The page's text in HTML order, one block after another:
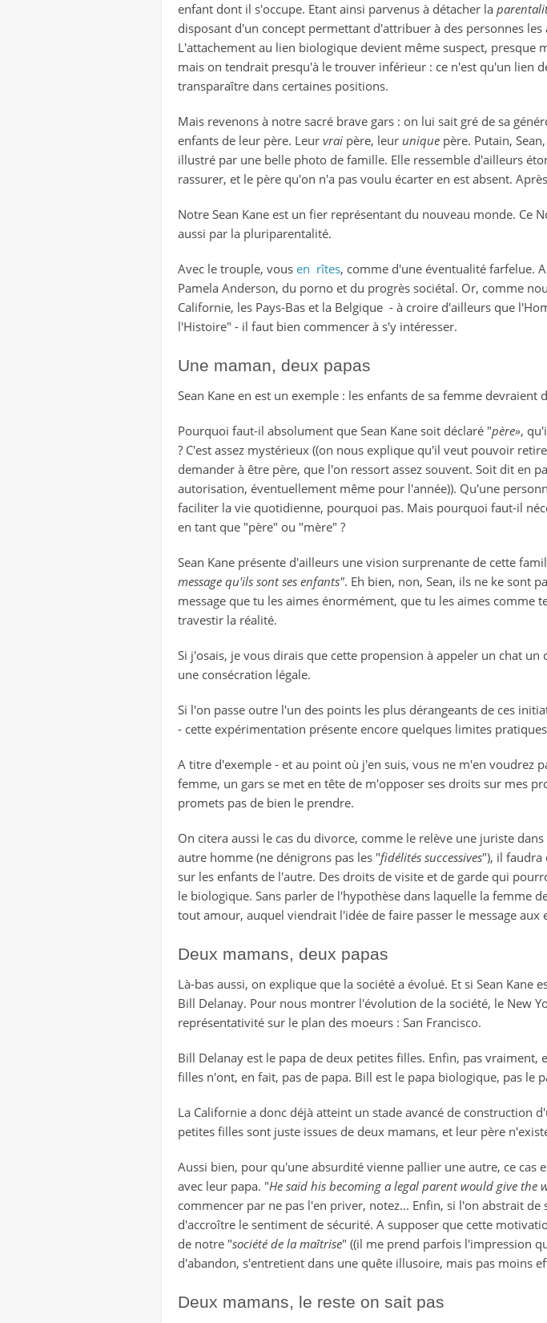
enfant dont il s'occupe. Etant ainsi parvenus à détacher la
disposant d'un concept permettant d'attribuer à des personnes
L'attachement au lien biologique devient même suspect,
mais on tendrait presqu'à le trouver inférieur : ce n'est qu'un lien
transparaître dans certaines positions.
Mais revenons à notre sacré brave gars : on lui sait gré de sa
enfants de leur père. Leur vrai père, leur unique père. Putain,
illustré par une belle photo de famille. Elle ressemble d'ailleurs
rassurer, et le père qu'on n'a pas voulu écarter en est absent.
Notre Sean Kane est un fier représentant du nouveau monde. Ce
aussi par la pluriparentalité.
Avec le trouple, vous en rîtes, comme d'une éventualité farfelue.
Pamela Anderson, du porno et du progrès sociétal. Or, comme
Californie, les Pays-Bas et la Belgique - à croire d'ailleurs que
l'Histoire" - il faut bien commencer à s'y intéresser.
Une maman, deux papas
Sean Kane en est un exemple : les enfants de sa femme
Pourquoi faut-il absolument que Sean Kane soit déclaré "père»,
? C'est assez mystérieux ((on nous explique qu'il veut pouvoir
demander à être père, que l'on ressort assez souvent. Soit dit en
autorisation, éventuellement même pour l'année)). Qu'une
faciliter la vie quotidienne, pourquoi pas. Mais pourquoi faut-il
en tant que "père" ou "mère" ?
Sean Kane présente d'ailleurs une vision surprenante de cette
message qu'ils sont ses enfants". Eh bien, non, Sean, ils ne ke sont
message que tu les aimes énormément, que tu les aimes
travestir la réalité.
Si j'osais, je vous dirais que cette propension à appeler un chat
une consécration légale.
Si l'on passe outre l'un des points les plus dérangeants de ces
- cette expérimentation présente encore quelques limites
A titre d'exemple - et au point où j'en suis, vous ne m'en voudrez
femme, un gars se met en tête de m'opposer ses droits sur mes
promets pas de bien le prendre.
On citera aussi le cas du divorce, comme le relève une juriste
autre homme (ne dénigrons pas les "fidélités successives"), il faudra
sur les enfants de l'autre. Des droits de visite et de garde qui
le biologique. Sans parler de l'hypothèse dans laquelle la femme
tout amour, auquel viendrait l'idée de faire passer le message aux
Deux mamans, deux papas
Là-bas aussi, on explique que la société a évolué. Et si Sean
Bill Delanay. Pour nous montrer l'évolution de la société, le New
représentativité sur le plan des moeurs : San Francisco.
Bill Delanay est le papa de deux petites filles. Enfin, pas
filles n'ont, en fait, pas de papa. Bill est le papa biologique, pas le
La Californie a donc déjà atteint un stade avancé de construction
petites filles sont juste issues de deux mamans, et leur père
Aussi bien, pour qu'une absurdité vienne pallier une autre, ce
avec leur papa. "He said his becoming a legal parent would give the
commencer par ne pas l'en priver, notez... Enfin, si l'on abstrait
d'accroître le sentiment de sécurité. A supposer que cette
de notre "société de la maîtrise" ((il me prend parfois l'impression
d'abandon, s'entretient dans une quête illusoire, mais pas moins
Deux mamans, le reste on sait pas